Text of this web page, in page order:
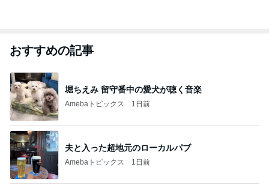
おすすめの記事
堀ちえみ 留守番中の愛犬が聴く音楽
Amebaトピックス 1日前
夫と入った超地元のローカルパブ
Amebaトピックス 1日前